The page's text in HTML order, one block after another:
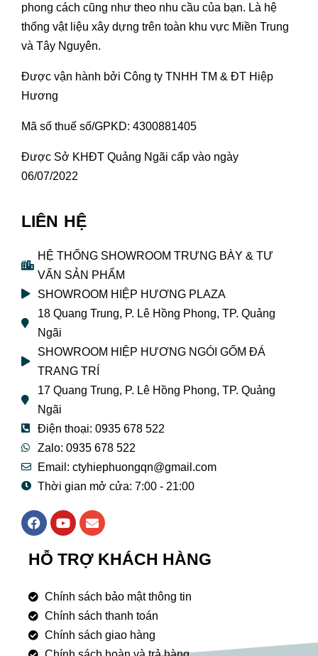
phong cách cũng như theo nhu cầu của bạn. Là hệ
thống vật liệu xây dựng trên toàn khu vực Miền Trung
và Tây Nguyên.
Được vận hành bởi Công ty TNHH TM & ĐT Hiệp
Hương
Mã số thuế số/GPKD: 4300881405
Được Sở KHĐT Quảng Ngãi cấp vào ngày
06/07/2022
LIÊN HỆ
HỆ THỐNG SHOWROOM TRƯNG BÀY & TƯ
VẤN SẢN PHẨM
SHOWROOM HIỆP HƯƠNG PLAZA
18 Quang Trung, P. Lê Hồng Phong, TP. Quảng
Ngãi
SHOWROOM HIỆP HƯƠNG NGÓI GỐM ĐÁ
TRANG TRÍ
17 Quang Trung, P. Lê Hồng Phong, TP. Quảng
Ngãi
Điện thoại: 0935 678 522
Zalo: 0935 678 522
Email: ctyhiephuongqn@gmail.com
Thời gian mở cửa: 7:00 - 21:00
F
a
e
b
o
k
Y
o
t
u
e
E
n
e
l
p
e
HỖ TRỢ KHÁCH HÀNG
Chính sách bảo mật thông tin
Chính sách thanh toán
Chính sách giao hàng